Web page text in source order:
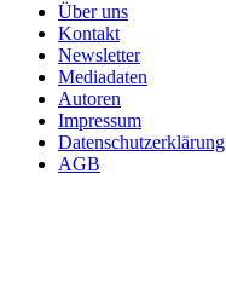
Über uns
Kontakt
Newsletter
Mediadaten
Autoren
Impressum
Datenschutzerklärung
AGB